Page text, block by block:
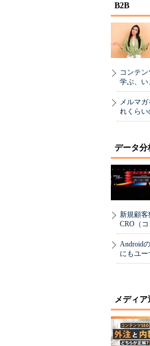
B2B
コンテ
学ぶ、い
メルマ
れくらい
データ分
新規顧客
CRO（
Android
にもユ
メディア